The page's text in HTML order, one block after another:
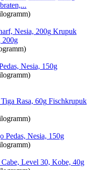
Krupuk
200g
Nesia, 150g
Fischkrupuk
Pedas, Nesia, 150g
Level 30, Kobe, 40g